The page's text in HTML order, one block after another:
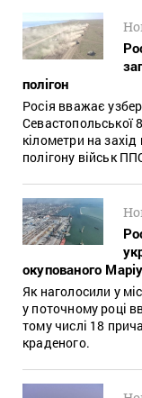
полігон
Росія вважає
Севастопольської
кілометри на
полігону військ
окупованого
Як наголосили у
у поточному році
тому числі 18
краденого.